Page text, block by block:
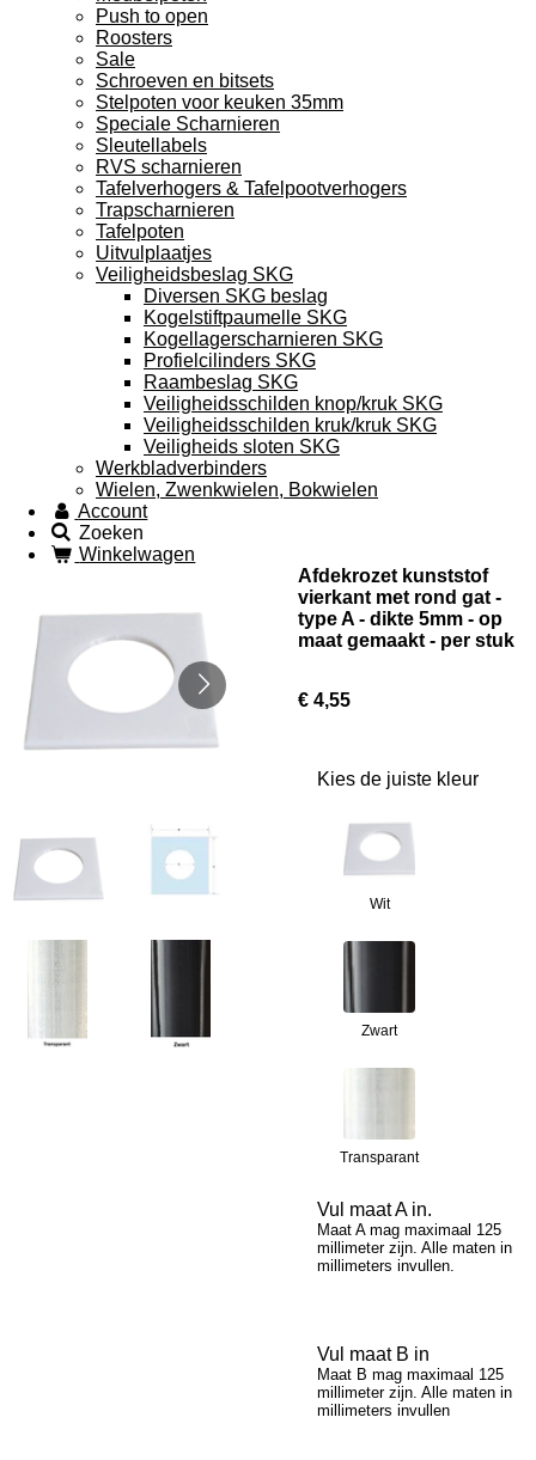
Push to open
Roosters
Sale
Schroeven en bitsets
Stelpoten voor keuken 35mm
Speciale Scharnieren
Sleutellabels
RVS scharnieren
Tafelverhogers & Tafelpootverhogers
Trapscharnieren
Tafelpoten
Uitvulplaatjes
Veiligheidsbeslag SKG
Diversen SKG beslag
Kogelstiftpaumelle SKG
Kogellagerscharnieren SKG
Profielcilinders SKG
Raambeslag SKG
Veiligheidsschilden knop/kruk SKG
Veiligheidsschilden kruk/kruk SKG
Veiligheids sloten SKG
Werkbladverbinders
Wielen, Zwenkwielen, Bokwielen
Account
Zoeken
Winkelwagen
Afdekrozet kunststof
vierkant met rond gat -
type A - dikte 5mm - op
maat gemaakt - per stuk
€ 4,55
Kies de juiste kleur
Wit
Zwart
Transparant
Vul maat A in.
Maat A mag maximaal 125
millimeter zijn. Alle maten in
millimeters invullen.
Vul maat B in
Maat B mag maximaal 125
millimeter zijn. Alle maten in
millimeters invullen